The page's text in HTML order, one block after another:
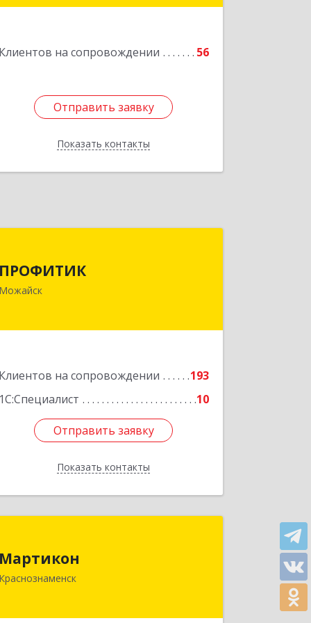
Клиентов на сопровождении 56
Отправить заявку
Показать контакты
Отправить заявку
Назад
ПРОФИТИК
Можайск
Клиентов на сопровождении
193
1С:Специалист
10
Отправить заявку
Показать контакты
р-н, Можайск г, Молодежная ул, дом
Отправить заявку
Назад
Мартикон
Краснознаменск
Краснознаменск г, Краснознаменная